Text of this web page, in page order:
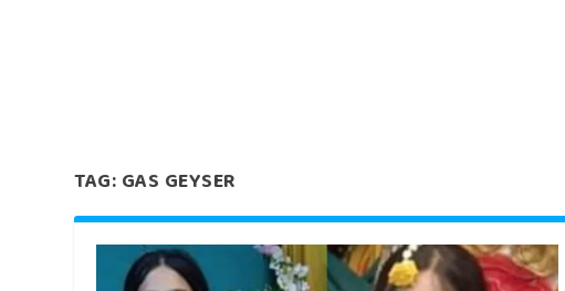
TAG:GAS GEYSER